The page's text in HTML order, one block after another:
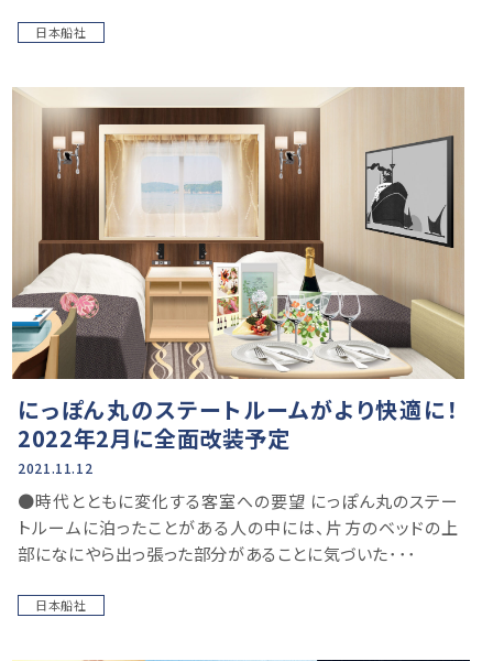
日本船社
にっぽん丸のステートルームがより快適に！
2022年2月に全面改装予定
2021.11.12
●時代とともに変化する客室への要望 にっぽん丸のステー
トルームに泊ったことがある人の中には、片方のベッドの上
部になにやら出っ張った部分があることに気づいた･･･
日本船社